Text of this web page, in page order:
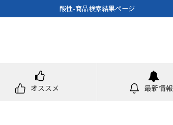
酸性-商品検索結果ページ
オススメ 最新情報